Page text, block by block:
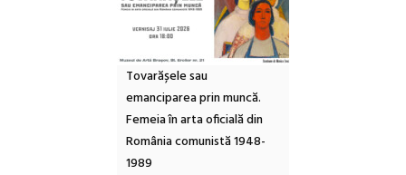
Tovarășele sau
emanciparea prin muncă.
Femeia în arta oficială din
România comunistă 1948-
1989